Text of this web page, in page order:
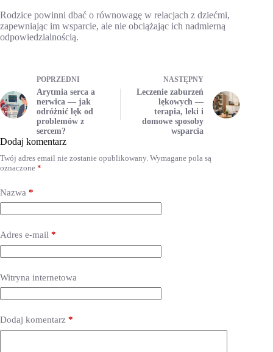
Rodzice powinni dbać o równowagę w relacjach z dziećmi,
zapewniając im wsparcie, ale nie obciążając ich nadmierną
odpowiedzialnością.
POPRZEDNI
Arytmia serca a
nerwica — jak
odróżnić lęk od
problemów z
sercem?
NASTĘPNY
Leczenie zaburzeń
lękowych —
terapia, leki i
domowe sposoby
wsparcia
Dodaj komentarz
Twój adres email nie zostanie opublikowany. Wymagane pola są
oznaczone *
Nazwa *
Adres e-mail *
Witryna internetowa
Dodaj komentarz *